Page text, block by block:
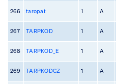
266 taropat 1 A
267 TARPKOD 1 A
268 TARPKOD_E 1 A
269 TARPKODCZ 1 A